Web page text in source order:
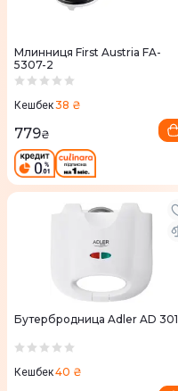
Млинниця First Austria FA-
5307-2
Кешбек38 ₴
779₴
Бутербродница Adler AD 301
Кешбек40 ₴